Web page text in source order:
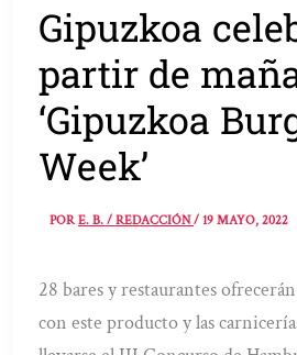
Gipuzkoa
partir de
‘Gipuzkoa
Week’
PORE. B. / REDACCIÓN/19 MAYO, 2022
28 bares y restaurantes
con este producto y las